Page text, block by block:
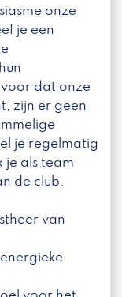
onze
je een
dat onze
zijn er geen
je regelmatig
je als team
de club.
van